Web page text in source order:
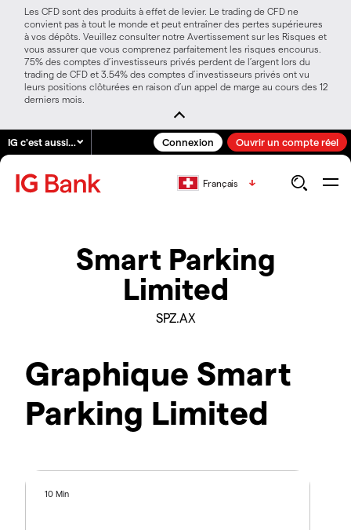
Les CFD sont des produits à effet de levier. Le trading de CFD ne
convient pas à tout le monde et peut entraîner des pertes supérieures
à vos dépôts. Veuillez consulter notre Avertissement sur les Risques et
vous assurer que vous comprenez parfaitement les risques encourus.
75% des comptes d’investisseurs privés perdent de l’argent lors du
trading de CFD et 3.54% des comptes d’investisseurs privés ont vu
leurs positions clôturées en raison d’un appel de marge au cours des 12
derniers mois.
IG c'est aussi… Connexion Ouvrir un compte réel
Français
Smart Parking
Limited
SPZ.AX
Graphique Smart
Parking Limited
10 Min